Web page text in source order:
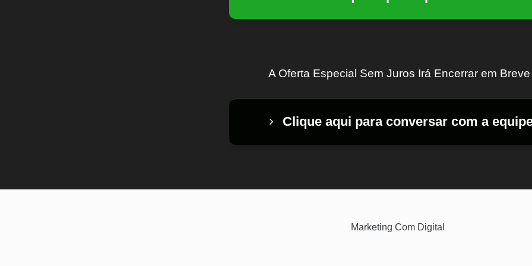
A Oferta Especial Sem Juros Irá Encerrar em Breve
Clique aqui para conversar com a
Marketing Com Digital